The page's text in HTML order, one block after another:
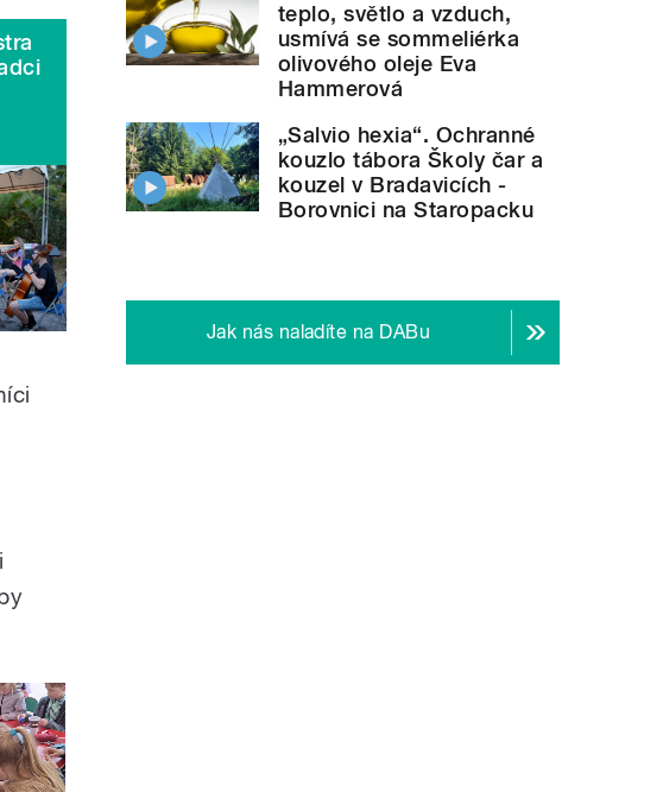
teplo, světlo a vzduch,
usmívá se sommeliérka
olivového oleje Eva
Hammerová
„Salvio hexia“. Ochranné
kouzlo tábora Školy čar a
kouzel v Bradavicích -
Borovnici na Staropacku
Jak nás naladíte na DABu